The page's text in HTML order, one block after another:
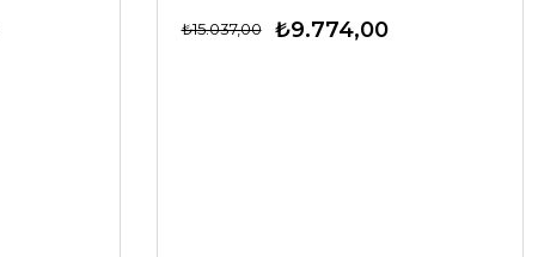
₺9.774,00
₺15.037,00